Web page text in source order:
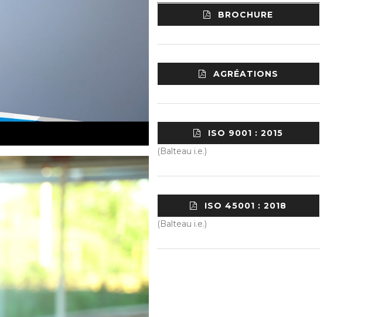
BROCHURE
AGRÉATIONS
ISO 9001 : 2015
(Balteau i.e.)
ISO 45001 : 2018
(Balteau i.e.)